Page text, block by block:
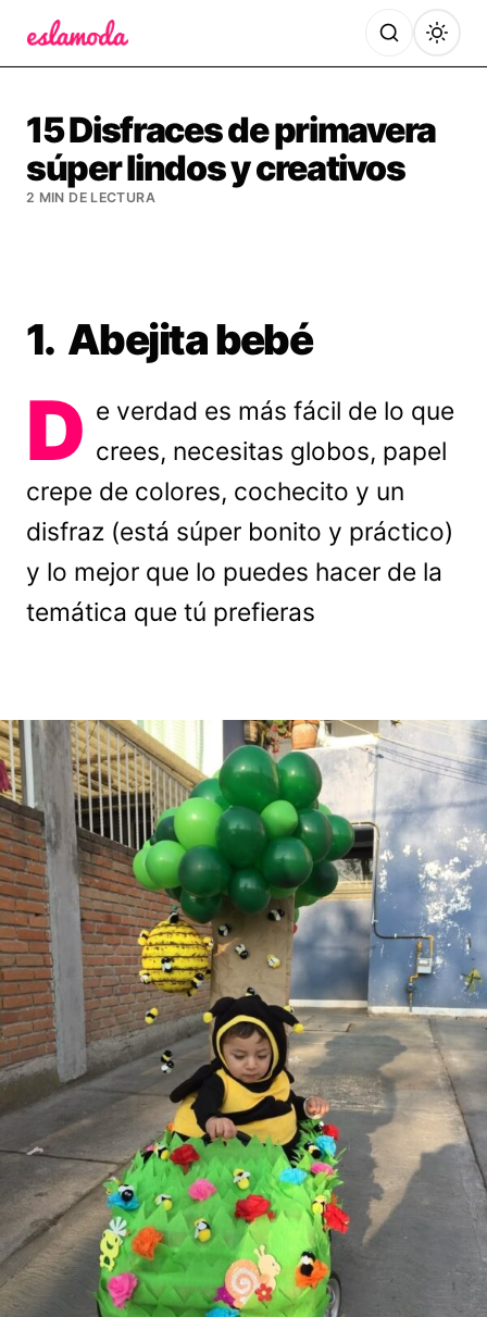
15 Disfraces de primavera
súper lindos y creativos
2 MIN DE LECTURA
1. Abejita bebé
D e verdad es más fácil de lo que
crees, necesitas globos, papel
crepe de colores, cochecito y un
disfraz (está súper bonito y práctico)
y lo mejor que lo puedes hacer de la
temática que tú prefieras